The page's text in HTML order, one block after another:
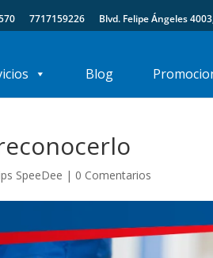
7717159226 Blvd. Felipe Ángeles
Blog
SpeeDee | 0 Comentarios